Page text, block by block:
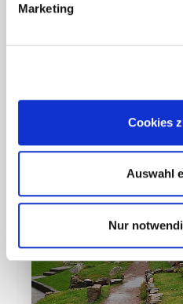
Marketing
Cookies
Auswahl
Nur
Mehr erfahren